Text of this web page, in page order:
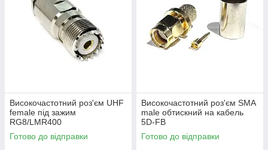
Високочастотний роз'єм UHF
female під зажим
RG8/LMR400
Готово до відправки
Високочастотний роз'єм SMA
male обтискний на кабель
5D-FB
Готово до відправки